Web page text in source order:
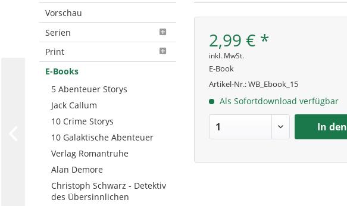
Vorschau
Serien
Print
E-Books
5 Abenteuer Storys
Jack Callum
10 Crime Storys
10 Galaktische Abenteuer
Verlag Romantruhe
Alan Demore
Christoph Schwarz - Detektiv
des Übersinnlichen
2,99 € *
inkl. MwSt.
E-Book
Artikel-Nr.:WB_Ebook_15
Als Sofortdownload verfügbar
In den